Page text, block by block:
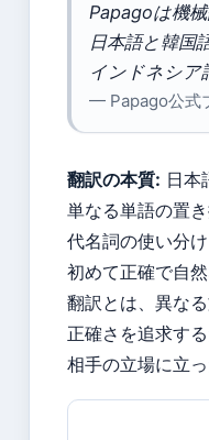
Papagoは機械
日本語と韓国
インドネシア
— Papago公式
翻訳の本質: 日本
単なる単語の置
代名詞の使い分
初めて正確で自
翻訳とは、異な
正確さを追求する
相手の立場に立